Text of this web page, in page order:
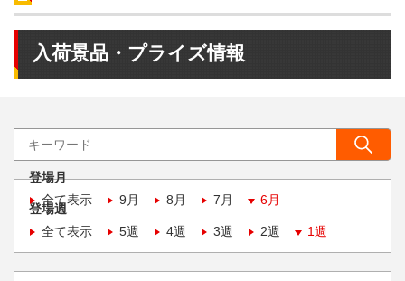
入荷景品・プライズ情報
登場月
全て表示
9月 8月 7月 6月
登場週
全て表示
5週 4週 3週 2週 1週